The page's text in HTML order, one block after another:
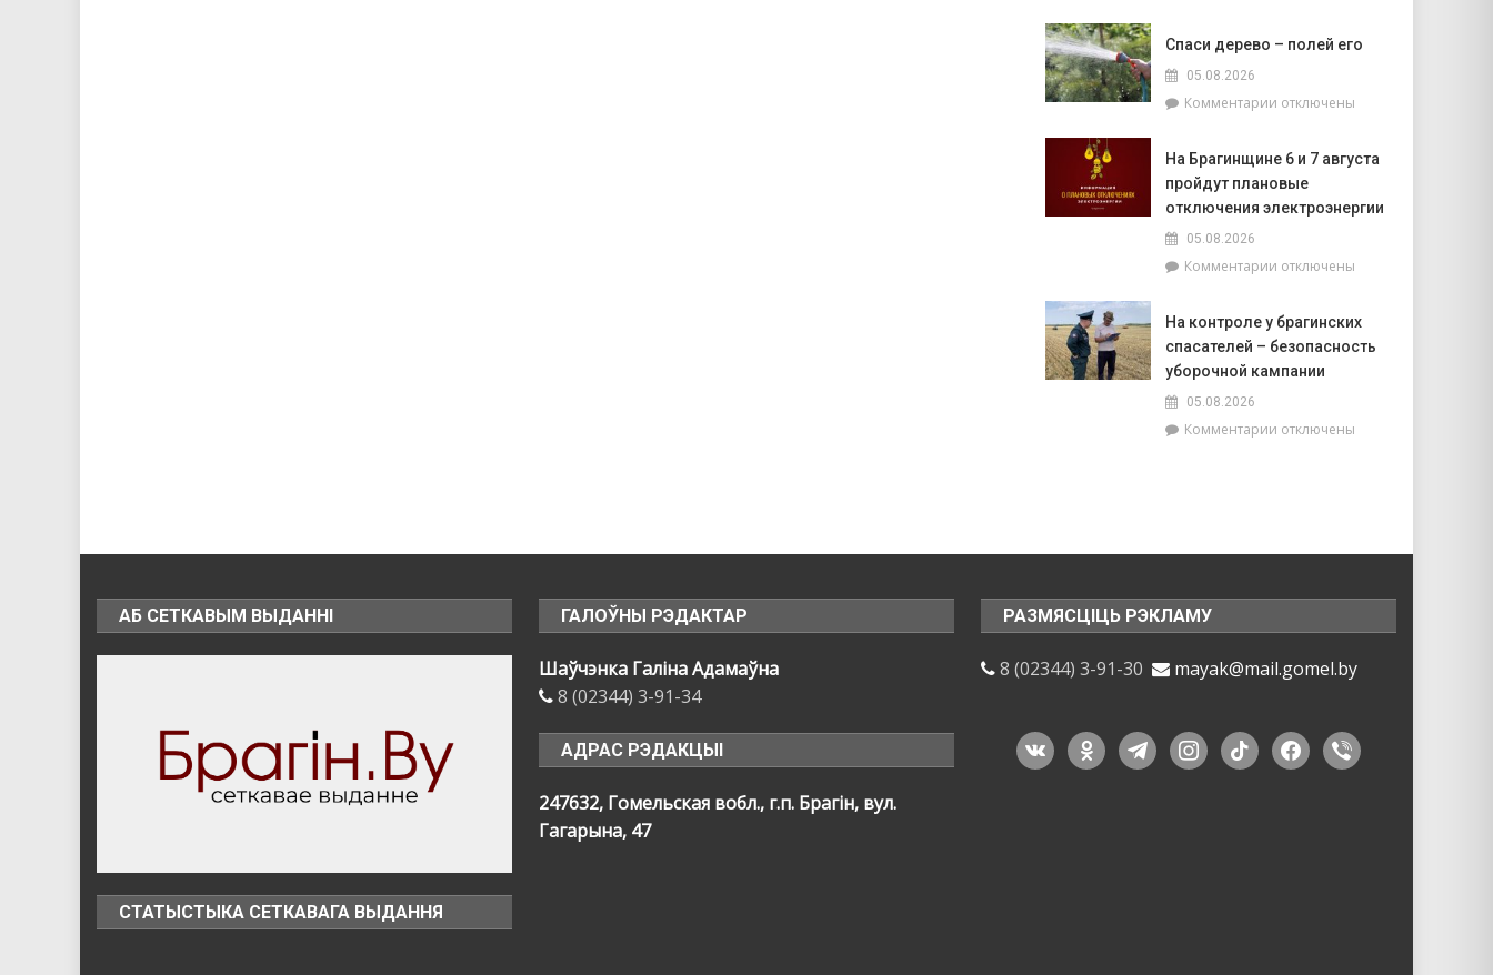
районного
Инна
провела
приём
Спаси дерево – полей его
05.08.2026
Комментариик
дерево
–
полей
отключены
На Брагинщине 6 и 7 августа
пройдут плановые
отключения электроэнергии
05.08.2026
Комментариик
Брагинщине
6
и
пройдут
отключены
На контроле у брагинских
спасателей – безопасность
уборочной кампании
05.08.2026
Комментариик
спасателей
безопасность
кампании
отключены
АБ СЕТКАВЫМ ВЫДАННІ
СТАТЫСТЫКА СЕТКАВАГА ВЫДАННЯ
ГАЛОЎНЫ РЭДАКТАР
Шаўчэнка Галіна Адамаўна
8 (02344) 3-91-34
АДРАС РЭДАКЦЫІ
247632, Гомельская вобл., г.п. Брагін, вул.
Гагарына, 47
РАЗМЯСЦІЦЬ РЭКЛАМУ
8 (02344) 3-91-30 mayak@mail.gomel.by
vkontakteodnoklassniki
telegraminstagram
tiktok facebook
viber